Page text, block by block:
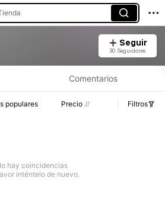
Seguir
30 Seguidores
Comentarios
populares Precio Filtros
hay coincidencias
inténtelo de nuevo.